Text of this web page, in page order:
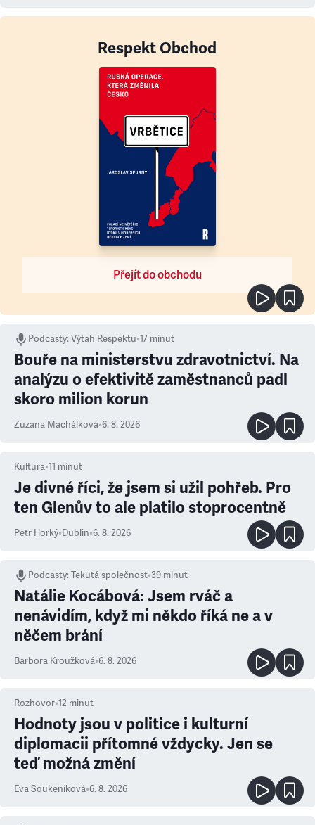
Respekt Obchod
Přejít do obchodu
Podcasty:Výtah Respektu•17 minut
Bouře na ministerstvu zdravotnictví. Na
analýzu o efektivitě zaměstnanců padl
skoro milion korun
Zuzana Machálková•6. 8. 2026
Kultura•11 minut
Je divné říci, že jsem si užil pohřeb. Pro
ten Glenův to ale platilo stoprocentně
Petr Horký•Dublin•6. 8. 2026
Podcasty:Tekutá společnost•39 minut
Natálie Kocábová: Jsem rváč a
nenávidím, když mi někdo říká ne a v
něčem brání
Barbora Kroužková•6. 8. 2026
Rozhovor•12 minut
Hodnoty jsou v politice i kulturní
diplomacii přítomné vždycky. Jen se
teď možná změní
Eva Soukeníková•6. 8. 2026